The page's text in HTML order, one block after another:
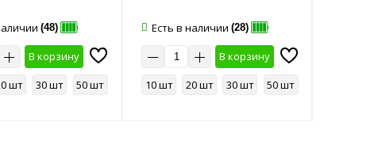
(48)
В корзину
шт 30 шт 50 шт
Есть в наличии (28)
В корзину
10 шт
20 шт 30 шт 50 шт